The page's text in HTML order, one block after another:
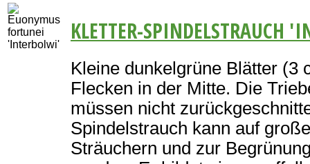
KLETTER-SPINDELSTRAUCH
Kleine dunkelgrüne Blätter (3
Flecken in der Mitte. Die
müssen nicht
Spindelstrauch kann auf
Sträuchern und zur